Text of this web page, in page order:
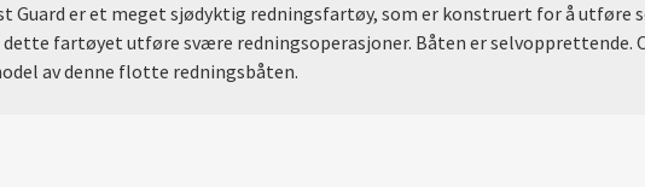
Guard er et meget sjødyktig redningsfartøy, som er konstruert for å
fartøyet utføre svære redningsoperasjoner. Båten er selvopprettende.
av denne flotte redningsbåten.